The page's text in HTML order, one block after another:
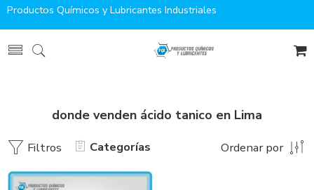
Productos Químicos y Lubricantes Industriales
donde venden ácido tanico en Lima
Filtros Categorías Ordenar por